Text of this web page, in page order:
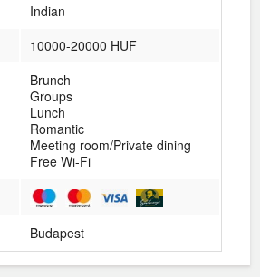
Indian
10000-20000 HUF
Brunch
Groups
Lunch
Romantic
Meeting room/Private dining
Free Wi-Fi
Budapest